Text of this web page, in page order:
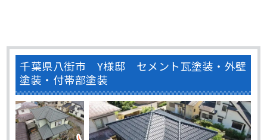
千葉県八街市 Y様邸 セメント瓦塗装・外壁
塗装・付帯部塗装